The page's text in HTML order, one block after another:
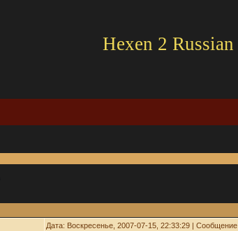
Hexen 2 Russian
Дата: Воскресенье, 2007-07-15, 22:33:29 |